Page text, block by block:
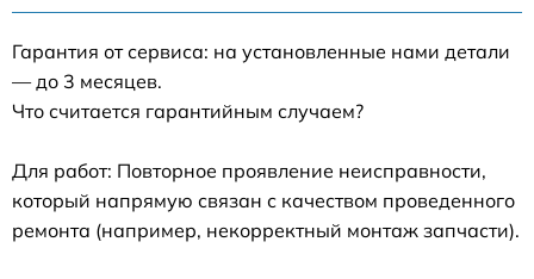
Гарантия от сервиса: на установленные нами детали
— до 3 месяцев.
Что считается гарантийным случаем?
Для работ: Повторное проявление неисправности,
который напрямую связан с качеством проведенного
ремонта (например, некорректный монтаж запчасти).